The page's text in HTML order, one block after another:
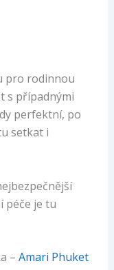
pro rodinnou
s případnými
perfektní, po
setkat i
péče je tu
– Amari Phuket